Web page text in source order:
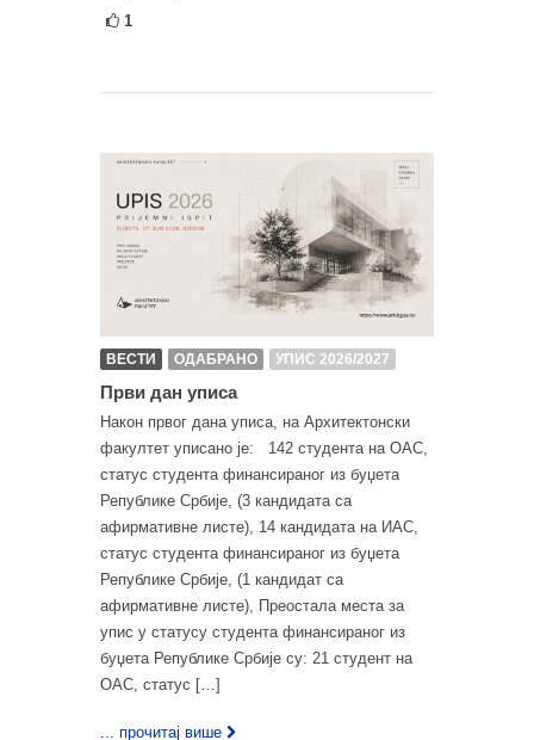
1
ВЕСТИ ОДАБРАНО УПИС 2026/2027
Први дан уписа
Након првог дана уписа, на Архитектонски
факултет уписано је: 142 студента на ОАС,
статус студента финансираног из буџета
Републике Србије, (3 кандидата са
афирмативне листе), 14 кандидата на ИАС,
статус студента финансираног из буџета
Републике Србије, (1 кандидат са
афирмативне листе), Преостала места за
упис у статусу студента финансираног из
буџета Републике Србије су: 21 студент на
ОАС, статус […]
... прочитај више